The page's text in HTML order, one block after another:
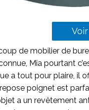
de mobilier de
Mia pourtant
a tout pour plaire, il
poignet est
a un revêtement